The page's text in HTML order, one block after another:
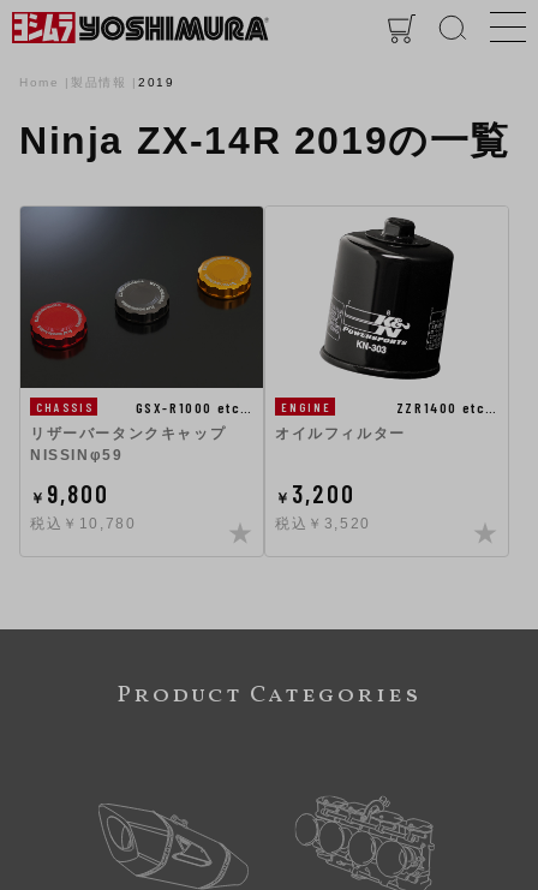
Home 製品情報 2019
Ninja ZX-14R 2019の一覧
CHASSIS
GSX-R1000 etc…
リザーバータンクキャップ
NISSINφ59
￥ 9,800
税込￥10,780
ENGINE
ZZR1400 etc…
オイルフィルター
￥ 3,200
税込￥3,520
Product Categories